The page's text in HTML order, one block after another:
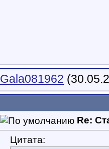
Gala081962
Re:
Цитата: